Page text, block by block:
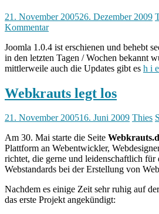
21. November 200526. Dezember 2009
Kommentar
Joomla 1.0.4 ist erschienen und behebt
in den letzten Tagen / Wochen bekannt
mittlerweile auch die Updates gibt es h i
Webkrauts legt los
21. November 200516. Juni 2009 Thies
Am 30. Mai starte die Seite
Plattform an Webentwickler,
richtet, die gerne und leidenschaftlich
Webstandards bei der Erstellung von
Nachdem es einige Zeit sehr ruhig auf
das erste Projekt angekündigt: